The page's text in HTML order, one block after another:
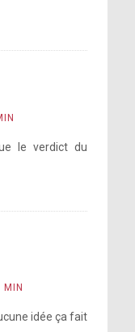
le verdict du
idée ça fait